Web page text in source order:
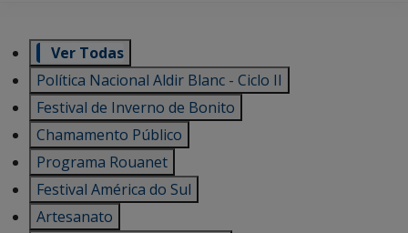
Ver Todas
Política Nacional Aldir Blanc - Ciclo II
Festival de Inverno de Bonito
Chamamento Público
Programa Rouanet
Festival América do Sul
Artesanato